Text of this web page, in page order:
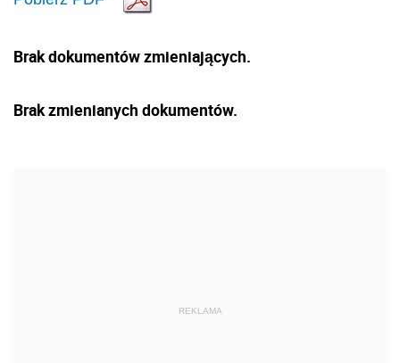
Brak dokumentów zmieniających.
Brak zmienianych dokumentów.